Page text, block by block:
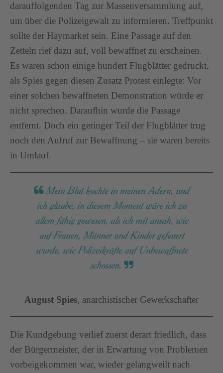
darauffolgenden Tag zur Massenversammlung auf,
um über die Polizeigewalt zu informieren. Treffpunkt
sollte der Haymarket sein. Eine Passage auf den
Zetteln rief dazu auf, voll bewaffnet zu erscheinen.
Es waren schon einige hundert Flugblätter gedruckt,
als Spies gegen diesen Zusatz Protest einlegte: Vor
einer solchen bewaffneten Demonstration würde er
nicht sprechen. Daraufhin wurde die Passage
entfernt. Doch ein geringer Teil der Flugblätter trug
noch den Aufruf zur Bewaffnung – sie waren bereits
in Umlauf.
Mein Blut kochte in meinen Adern, und
ich glaube, in diesem Moment wäre ich zu
allem fähig gewesen, als ich mit ansah, wie
auf Frauen, Männer und Kinder gefeuert
wurde, wie Polizeikräfte auf Unbewaffnete
schossen.
August Spies, anarchistischer Gewerkschafter
Die Kundgebung verlief zuerst derart friedlich, dass
der Bürgermeister, der in Erwartung von Problemen
vorbeigekommen war, wieder gelangweilt nach